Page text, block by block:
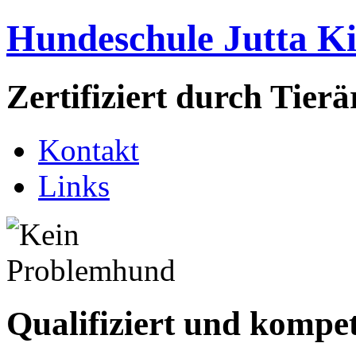
Hundeschule Jutta
Zertifiziert durch
Kontakt
Links
Qualifiziert und